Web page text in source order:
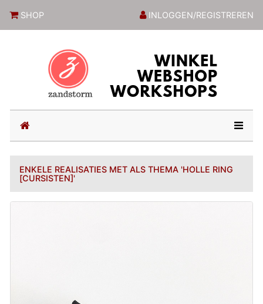
SHOP INLOGGEN/REGISTREREN
(current)
ENKELE REALISATIES MET ALS THEMA 'HOLLE RING
[CURSISTEN]'